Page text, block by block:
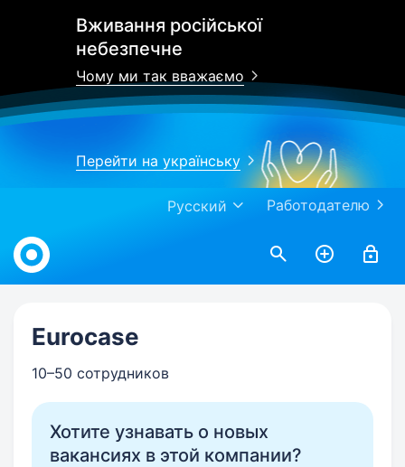
Вживання російської
небезпечне
Чому ми так вважаємо
Перейти на українську
Работодателю
Русский
Work.ua
Eurocase
10–50 сотрудников
Хотите узнавать о новых
вакансиях в этой компании?